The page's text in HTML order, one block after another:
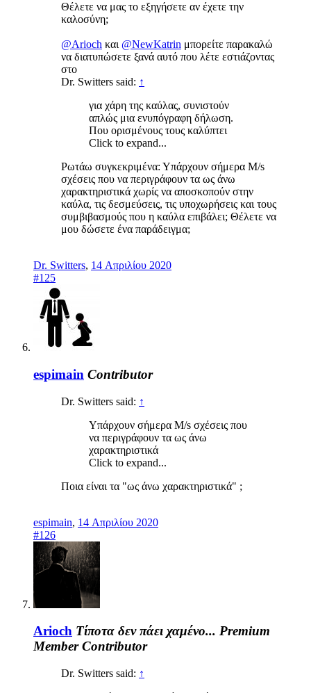
Θέλετε να μας το εξηγήσετε αν έχετε την
καλοσύνη;
@Arioch και @NewKatrin μπορείτε παρακαλώ
να διατυπώσετε ξανά αυτό που λέτε εστιάζοντας
στο
Dr. Switters said: ↑
για χάρη της καύλας, συνιστούν
απλώς μια ενυπόγραφη δήλωση.
Που ορισμένους τους καλύπτει
Click to expand...
Ρωτάω συγκεκριμένα: Υπάρχουν σήμερα M/s
σχέσεις που να περιγράφουν τα ως άνω
χαρακτηριστικά χωρίς να αποσκοπούν στην
καύλα, τις δεσμεύσεις, τις υποχωρήσεις και τους
συμβιβασμούς που η καύλα επιβάλει; Θέλετε να
μου δώσετε ένα παράδειγμα;
Dr. Switters, 14 Απριλίου 2020
#125
espimain Contributor
Dr. Switters said: ↑
Υπάρχουν σήμερα M/s σχέσεις που
να περιγράφουν τα ως άνω
χαρακτηριστικά
Click to expand...
Ποια είναι τα "ως άνω χαρακτηριστικά" ;
espimain, 14 Απριλίου 2020
#126
Arioch Τίποτα δεν πάει χαμένο... Premium
Member Contributor
Dr. Switters said: ↑